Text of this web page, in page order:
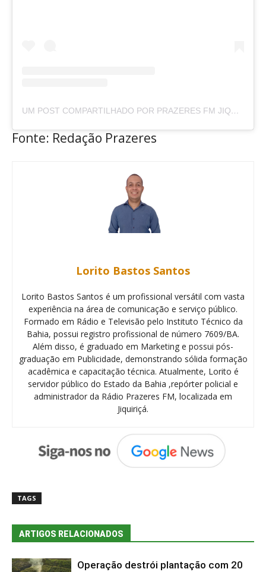
UM POST COMPARTILHADO POR PRAZERES FM JIQUIRIÇÁ (@RADIOPRAZERES_FM)
Fonte: Redação Prazeres
Lorito Bastos Santos
Lorito Bastos Santos é um profissional versátil com vasta
experiência na área de comunicação e serviço público.
Formado em Rádio e Televisão pelo Instituto Técnico da
Bahia, possui registro profissional de número 7609/BA.
Além disso, é graduado em Marketing e possui pós-
graduação em Publicidade, demonstrando sólida formação
acadêmica e capacitação técnica. Atualmente, Lorito é
servidor público do Estado da Bahia ,repórter policial e
administrador da Rádio Prazeres FM, localizada em
Jiquiriçá.
TAGS
ARTIGOS RELACIONADOS
Operação destrói plantação com 20